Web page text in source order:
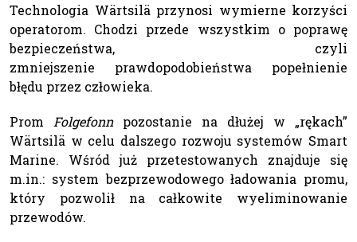
Technologia Wärtsilä przynosi wymierne korzyści
operatorom. Chodzi przede wszystkim o poprawę
bezpieczeństwa, czyli
zmniejszenie prawdopodobieństwa popełnienie
błędu przez człowieka.
Prom Folgefonnpozostanie na dłużej w „rękach”
Wärtsilä w celu dalszego rozwoju systemów Smart
Marine. Wśród już przetestowanych znajduje się
m.in.: system bezprzewodowego ładowania promu,
który pozwolił na całkowite wyeliminowanie
przewodów.